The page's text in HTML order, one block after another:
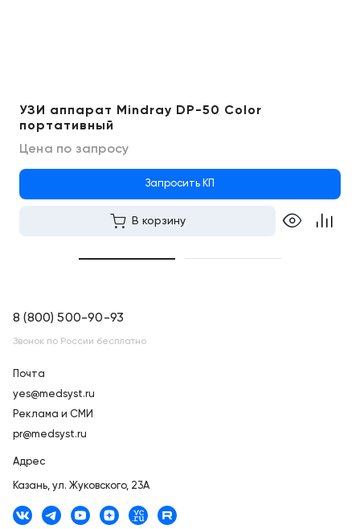
УЗИ аппарат Mindray DP-50 Color
портативный
Цена по запросу
Запросить КП
В корзину
8 (800) 500-90-93
Звонок по России бесплатно
Почта
yes@medsyst.ru
Реклама и СМИ
pr@medsyst.ru
Адрес
Казань, ул. Жуковского, 23А